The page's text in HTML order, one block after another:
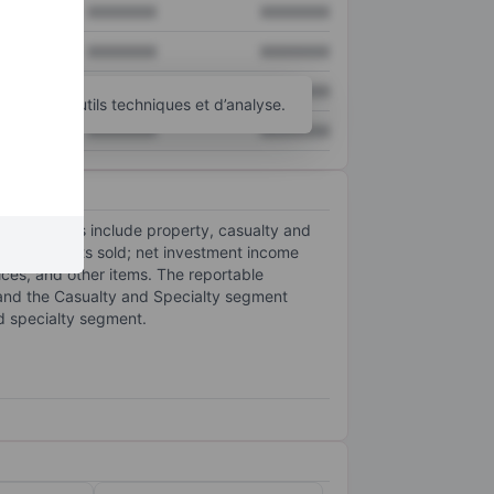
XXXXXXX XXXXXXX
d’autres outils techniques et d’analyse.
products include property, casualty and
products sold; net investment income
and other items. The reportable
the Casualty and Specialty segment
specialty segment.